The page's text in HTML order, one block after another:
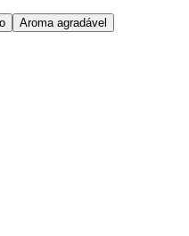
Aroma agradável